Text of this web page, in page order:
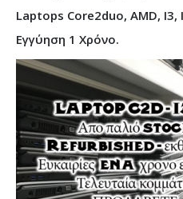
Laptops Core2duo, AMD,
Εγγύηση 1 Χρόνο.